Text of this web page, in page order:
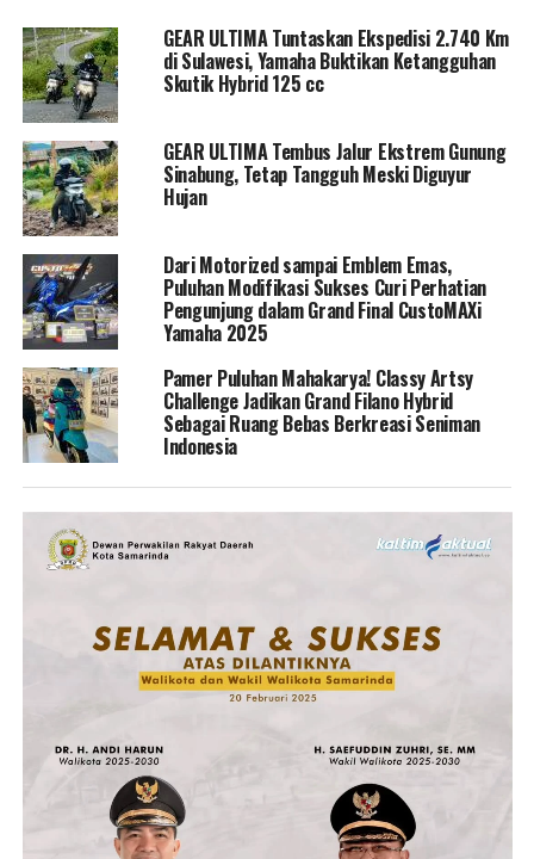
GEAR ULTIMA Tuntaskan Ekspedisi 2.740 Km
di Sulawesi, Yamaha Buktikan Ketangguhan
Skutik Hybrid 125 cc
GEAR ULTIMA Tembus Jalur Ekstrem Gunung
Sinabung, Tetap Tangguh Meski Diguyur
Hujan
Dari Motorized sampai Emblem Emas,
Puluhan Modifikasi Sukses Curi Perhatian
Pengunjung dalam Grand Final CustoMAXi
Yamaha 2025
Pamer Puluhan Mahakarya! Classy Artsy
Challenge Jadikan Grand Filano Hybrid
Sebagai Ruang Bebas Berkreasi Seniman
Indonesia